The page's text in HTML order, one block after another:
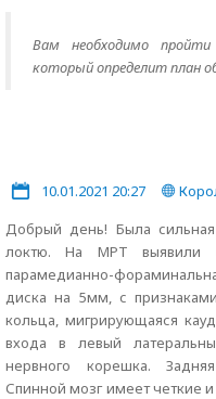
Вам необходимо пройти
который определит план
10.01.2021 20:27
Добрый день! Была
локтю. На МРТ выявили
парамедианно-
диска на 5мм, с
кольца, мигрирующаяся
входа в левый
нервного корешка.
Спинной мозг имеет четкие